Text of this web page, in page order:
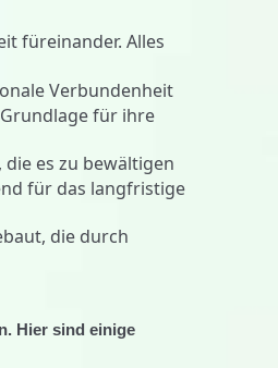
füreinander. Alles
Verbundenheit
für ihre
es zu bewältigen
für das langfristige
die durch
Hier sind einige